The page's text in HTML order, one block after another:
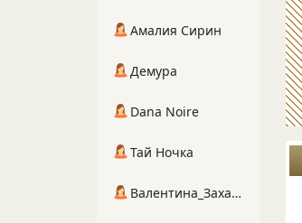
Амалия Сирин
Демура
Dana Noire
Тай Ночка
Валентина_Захарова